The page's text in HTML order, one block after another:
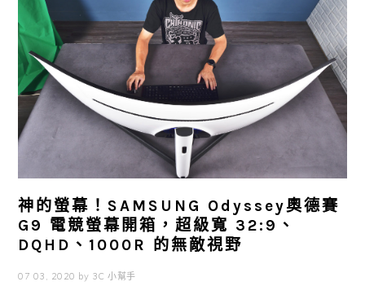
神的螢幕！SAMSUNG Odyssey奧德賽
G9 電競螢幕開箱，超級寬 32:9、
DQHD、1000R 的無敵視野
07 03, 2020 by 3C 小幫手